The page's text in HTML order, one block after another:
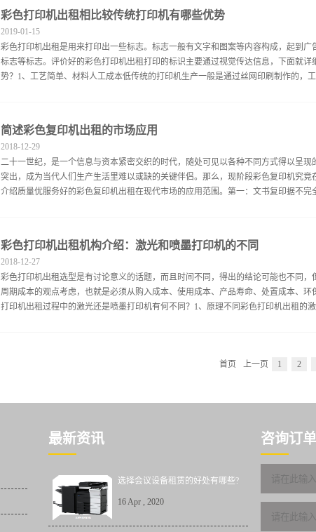
广泛的行业和领域追求，而是只做专业的彩色复印机，致力于彩色复印机的品牌持
色和专业性，可以让消费者在租赁产品后尽量降低彩色复印机的后续维修所需费用，
的良好使用体验。二、租赁价格合适的彩色复印机出租供应商要租赁优质的彩色复
价格是否合适就是要物尽其用，只要使用正宗原装耗材，机器一般都还是很稳定高
会出现什么问题，时间久使用代用耗材会给机器带来损坏，修理费和配件费可能就会
的如何选购质量优服务好的彩色复印机出租供应商的内容。除此之外，具备机器成色
彩色打印机出租相比较传统打印机有哪些优势
彩色打印机出租是用来打印出一些标志。标志一般有文字和图案等内容构成，起到
标志等标志。评价好的彩色打印机出租打印的标识主要通过视觉传达信息，下面就详
势？1、工艺简单、材料人工成本低传统的打印机生产一般是通过丝网印刷制作的，
料人工成本低、油墨不扩散、保证文字准确性和清晰度的好方法模式。可打印出精美
优选。2、兼容性强以及个性化需求多彩色打印机出租的产品可进行小批量生产，同
材，只需直接在标牌上打印材料即可，工艺简单，成本低，但有的材料喷涂印刷涂
户对标牌材料的多种选择，精致、多色、色彩过渡完美连接，效果突出，可满足高
花纹防水、防晒、耐磨、永不褪色。彩色打印机出租的打印机是户外识别标牌印刷生
2019-01-15
简述彩色复印机出租的市场应用
二十一世纪，是一个信息与资本紧密交织的时代，随处可见以各种不同方式得以呈
突出，成为当代人们生产生活里难以或缺的关键伴侣。那么，现阶段彩色复印机究
介绍质量优服务好的彩色复印机出租在现代市场的应用范围。第一：文书复印据不完
司遭遇的问题，通过租用相关设备置于公司内部，需要文书复印时直接前往，省时又
意义上宣告着图像社会的来临，不可否认，在社会的进步及发展过程里，图像的确指
拍一番，更喜爱将拍摄的照片打印下来，装饰在自己的房间或是桌面。彩色复印机
的乐趣。第三：扫描储备信息提供彩色复印机出租的相关服务，不仅能够有效解决
的便利。由于设备采用现代扫描的相关技术，能够短时间内较高效率的实现信息的电
2018-12-29
彩色打印机出租机构介绍：激光和喷墨打印机的不同
彩色打印机出租选型是有讨论意义的话题，而且时间不同，得出的结论可能也不同
周期成本的观点考虑，也就是必须从购入成本、使用成本、产品寿命、处置成本、
打印机出租过程中的激光还是喷墨打印机有何不同？1、原理不同彩色打印机出租的
热成像的打印过程。而喷墨打印机的原理是通过数字电路控制打印喷头点阵喷射打
色打印机出租机构从原理和使用的角度两方面讲述激光和喷墨打印机的不同。当然彩
2018-12-27
首页 上一页 1 2
最新资讯
选择会议设备租赁的好处有哪些?
16Apr , 2020
咨询订单